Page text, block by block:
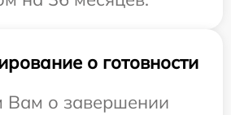
о готовности
о завершении